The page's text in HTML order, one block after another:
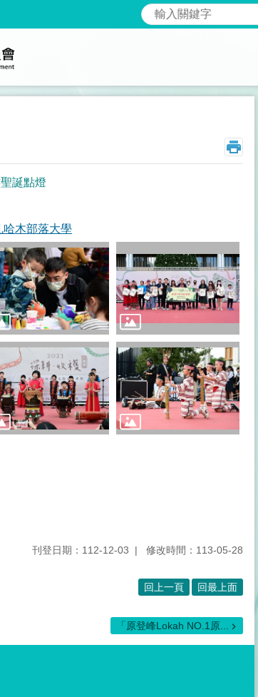
搜尋
誕點燈
哈木部落大學
刊登日期：112-12-03 修改時間：113-05-28
回上一頁 回最上面
「原登峰Lokah NO.1原...